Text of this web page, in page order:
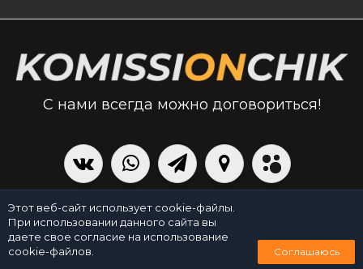
С нами всегда можно договориться!
Политика персональных данных | Создано командой x³.run
0
Этот веб-сайт использует cookie-файлы.
При использовании данного сайта вы
даете свое согласие на использование
cookie-файлов.
Соглашаюсь